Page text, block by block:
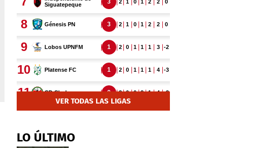
VER TODAS LAS LIGAS
LO ÚLTIMO